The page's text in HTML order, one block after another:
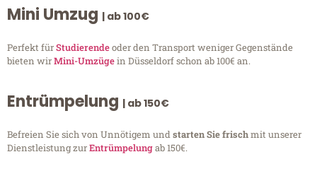
Mini Umzug | ab 100€
Perfekt fürStudierendeoder den Transport weniger Gegenstände
bieten wirMini-Umzügein Düsseldorf schon ab 100€ an.
Entrümpelung | ab 150€
Befreien Sie sich von Unnötigem undstarten Sie frischmit unserer
Dienstleistung zurEntrümpelungab 150€.